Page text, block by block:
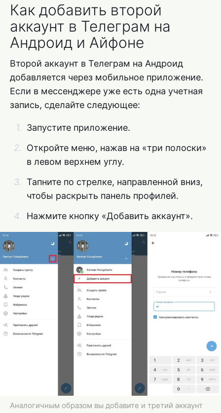
Как добавить второй
аккаунт в Телеграм на
Андроид и Айфоне
Второй аккаунт в Телеграм на Андроид
добавляется через мобильное приложение.
Если в мессенджере уже есть одна учетная
запись, сделайте следующее:
Запустите приложение.
Откройте меню, нажав на «три полоски»
в левом верхнем углу.
Тапните по стрелке, направленной вниз,
чтобы раскрыть панель профилей.
Нажмите кнопку «Добавить аккаунт».
Аналогичным образом вы добавите и третий аккаунт